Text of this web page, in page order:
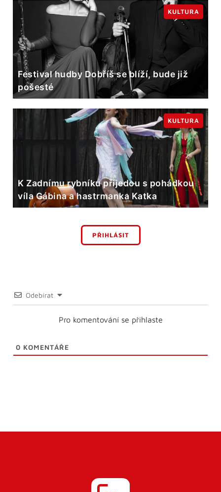
Festival hudby Dobříš se blíží, bude již
pošesté
KULTURA
K Zadnímu rybníku přijedou s pohádkou
víla Gábina a hastrmanka Katka
KULTURA
PŘIHLÁSIT
Odebírat
Pro komentování se přihlaste
0 KOMENTÁŘE